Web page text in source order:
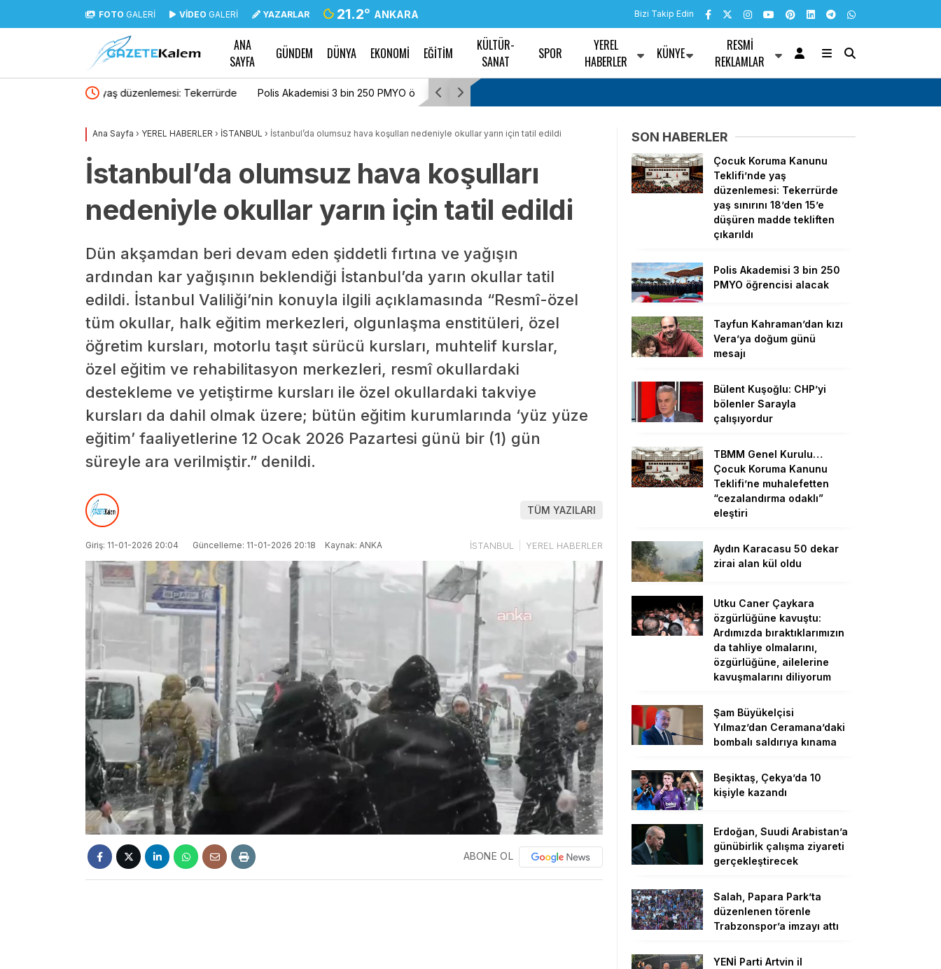
FOTO GALERİ VİDEO GALERİ YAZARLAR 21.2° ANKARA Bizi Takip Edin
ANA
SAYFA
GÜNDEM DÜNYA EKONOMİ EĞİTİM
KÜLTÜR-
SANAT
SPOR
YEREL
HABERLER
KÜNYE
RESMI
REKLAMLAR
Polis Akademisi 3 bin 250 PMYO öğrencisi alacak Tayfun Kahraman’dan kızı Vera’ya doğum günü mesajı
Ana Sayfa › YEREL HABERLER › İSTANBUL › İstanbul’da olumsuz hava koşulları nedeniyle okullar yarın için tatil edildi
İstanbul’da olumsuz hava koşulları
nedeniyle okullar yarın için tatil edildi
Dün akşamdan beri devam eden şiddetli fırtına ve yağışın
ardından kar yağışının beklendiği İstanbul’da yarın okullar tatil
edildi. İstanbul Valiliği’nin konuyla ilgili açıklamasında “Resmî-özel
tüm okullar, halk eğitim merkezleri, olgunlaşma enstitüleri, özel
öğretim kursları, motorlu taşıt sürücü kursları, muhtelif kurslar,
özel eğitim ve rehabilitasyon merkezleri, resmî okullardaki
destekleme ve yetiştirme kursları ile özel okullardaki takviye
kursları da dahil olmak üzere; bütün eğitim kurumlarında ‘yüz yüze
eğitim’ faaliyetlerine 12 Ocak 2026 Pazartesi günü bir (1) gün
süreyle ara verilmiştir.” denildi.
TÜM YAZILARI
Giriş: 11-01-2026 20:04 Güncelleme: 11-01-2026 20:18 Kaynak: ANKA İSTANBUL YEREL HABERLER
ABONE OL
SON HABERLER
Çocuk Koruma Kanunu
Teklifi’nde yaş
düzenlemesi: Tekerrürde
yaş sınırını 18’den 15’e
düşüren madde tekliften
çıkarıldı
Polis Akademisi 3 bin 250
PMYO öğrencisi alacak
Tayfun Kahraman’dan kızı
Vera’ya doğum günü
mesajı
Bülent Kuşoğlu: CHP’yi
bölenler Sarayla
çalışıyordur
TBMM Genel Kurulu…
Çocuk Koruma Kanunu
Teklifi’ne muhalefetten
“cezalandırma odaklı”
eleştiri
Aydın Karacasu 50 dekar
zirai alan kül oldu
Utku Caner Çaykara
özgürlüğüne kavuştu:
Ardımızda bıraktıklarımızın
da tahliye olmalarını,
özgürlüğüne, ailelerine
kavuşmalarını diliyorum
Şam Büyükelçisi
Yılmaz’dan Ceramana’daki
bombalı saldırıya kınama
Beşiktaş, Çekya’da 10
kişiyle kazandı
Erdoğan, Suudi Arabistan’a
günübirlik çalışma ziyareti
gerçekleştirecek
Salah, Papara Park’ta
düzenlenen törenle
Trabzonspor’a imzayı attı
YENİ Parti Artvin il